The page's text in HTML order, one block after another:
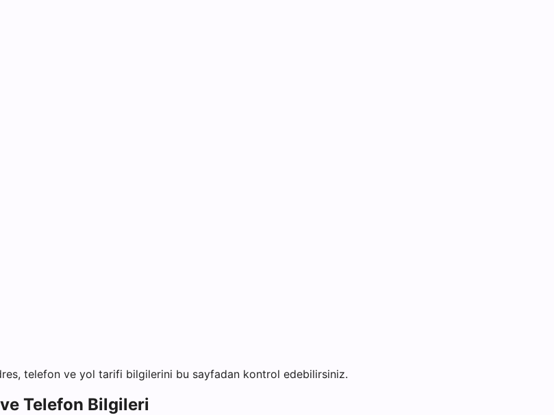
telefon ve yol tarifi bilgilerini bu sayfadan kontrol edebilirsiniz.
Telefon Bilgileri